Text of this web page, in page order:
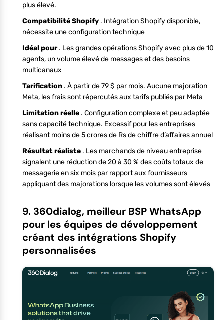
plus élevé.
Compatibilité Shopify . Intégration Shopify disponible,
nécessite une configuration technique
Idéal pour. Les grandes opérations Shopify avec plus de 10
agents, un volume élevé de messages et des besoins
multicanaux
Tarification . À partir de 79 $ par mois. Aucune majoration
Meta, les frais sont répercutés aux tarifs publiés par Meta
Limitation réelle . Configuration complexe et peu adaptée
sans capacité technique. Excessif pour les entreprises
réalisant moins de 5 crores de Rs de chiffre d’affaires annuel
Résultat réaliste . Les marchands de niveau entreprise
signalent une réduction de 20 à 30 % des coûts totaux de
messagerie en six mois par rapport aux fournisseurs
appliquant des majorations lorsque les volumes sont élevés
9. 360dialog, meilleur BSP WhatsApp
pour les équipes de développement
créant des intégrations Shopify
personnalisées